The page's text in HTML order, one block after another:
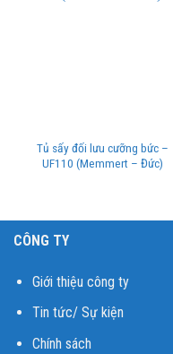
Tủ sấy đối lưu cưỡng bức –
UF110 (Memmert – Đức)
CÔNG TY
Giới thiệu công ty
Tin tức/ Sự kiện
Chính sách